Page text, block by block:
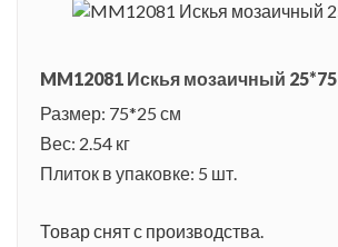
MM12081 Искья мозаичный
Размер: 75*25 см
Вес: 2.54 кг
Плиток в упаковке: 5 шт.
Товар снят с производства.